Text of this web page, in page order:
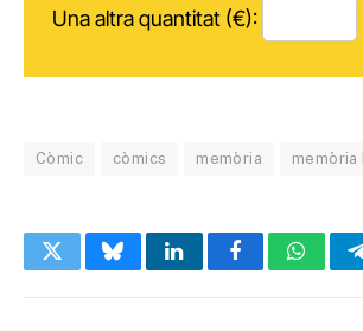
Una altra quantitat (€):
Còmic còmics memòria memòria
TwitterBlueskyLinkedInFacebook